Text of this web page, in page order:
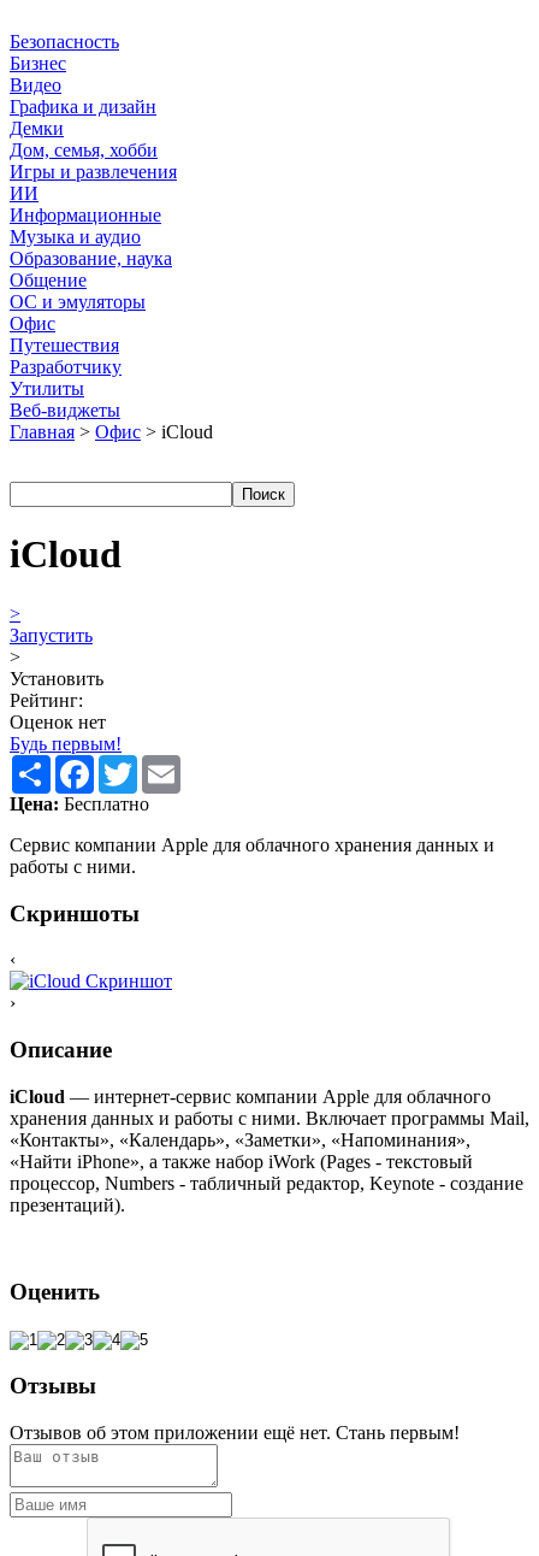
Безопасность
Бизнес
Видео
Графика и дизайн
Демки
Дом, семья, хобби
Игры и развлечения
ИИ
Информационные
Музыка и аудио
Образование, наука
Общение
ОС и эмуляторы
Офис
Путешествия
Разработчику
Утилиты
Веб-виджеты
Главная > Офис > iCloud
iCloud
>
Запустить
>
Установить
Рейтинг:
Оценок нет
Будь первым!
Share Facebook
Twitter
Цена: Бесплатно
Сервис компании Apple для облачного хранения данных и
работы с ними.
Скриншоты
‹
›
Описание
iCloud — интернет-сервис компании Apple для облачного
хранения данных и работы с ними. Включает программы Mail,
«Контакты», «Календарь», «Заметки», «Напоминания»,
«Найти iPhone», а также набор iWork (Pages - текстовый
процессор, Numbers - табличный редактор, Keynote - создание
презентаций).
Оценить
Отзывы
Отзывов об этом приложении ещё нет. Стань первым!